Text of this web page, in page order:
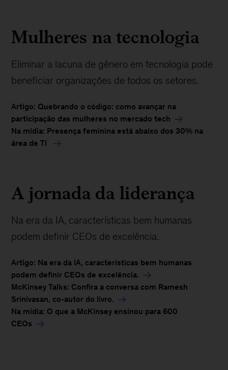
Mulheres na tecnologia
Eliminar a lacuna de gênero em tecnologia pode
beneficiar organizações de todos os setores.
Artigo: Quebrando o código: como avançar na
participação das mulheres no mercado tech
Na mídia: Presença feminina está abaixo dos 30% na
área de TI
A jornada da liderança
Na era da IA, características bem humanas
podem definir CEOs de excelência.
Artigo: Na era da IA, características bem humanas
podem definir CEOs de excelência.
McKinsey Talks: Confira a conversa com Ramesh
Srinivasan, co-autor do livro.
Na mídia: O que a McKinsey ensinou para 600
CEOs